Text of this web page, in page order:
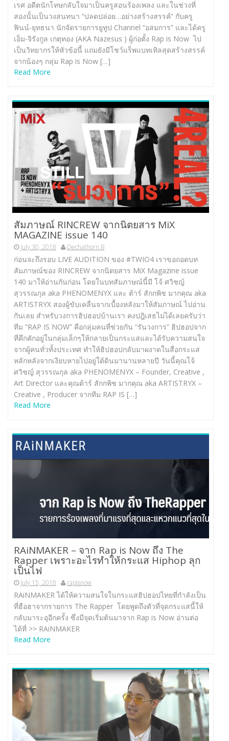
เรศ อดีตนักโทษกลับใจมาเป็นครูสอนร้องเพลง และในช่วงที่
สองนั้นเป็นวงสนทนา “ปลดปล่อย…อย่างสร้างสรรค์” กับครู
ฟินน์-ยุทธนา นักจัดรายการยูทูป Channel “อสมการ” และได้ครู
เอ็ม-จิรังกูล เกตุทอง (AKA Nazesus ) ผู้ก่อตั้ง Rap is Now ไป
เป็นวิทยากรให้หัวข้อนี้ แถมยังมีโชว์แร็พแบทเทิลสุดสร้างสรรค์
จากน้องๆ กลุ่ม Rap is Now […]
Read More
สัมภาษณ์ RINCREW จากนิตยสาร MiX
MAGAZINE issue 140
July 30, 2018 Dechathorn B
ก่อนจะถึงรอบ LIVE AUDITION ของ #TWIO4 เราขอถอดบท
สัมภาษณ์ของ RINCREW จากนิตยสาร MiX Magazine issue
140 มาให้อ่านกันก่อน โดยในบทสัมภาษณ์นี้มี โจ้ ศวิชญ์
สุวรรณกุล aka PHENOMENYX และ ต้าร์ สักกพิช มากคุณ aka
ARTISTRYX สองผู้ขับเคลื่นจากเบื้องหลังมาให้สัมภาษณ์ ไปอ่าน
กันเลย สำหรับวงการฮิปฮอปบ้านเรา คงปฎิเสธไม่ได้เลยครับว่า
ทีม “RAP IS NOW” คือกลุ่มคนที่ช่วยกัน “รันวงการ” ฮิปฮอปจาก
ที่คึกคักอยู่ในกลุ่มเล็กๆให้กลายเป็นกระแสและได้รับความสนใจ
จากผู้คนทั่วทั้งประเทศ ทำให้ฮิปฮอปกลับมาผงาดในสื่อกระแส
หลักหลังจากเงียบหายไปอยู่ใต้ดินมานานหลายปี วันนี้คุณโจ้
ศวิชญ์ สุวรรณกุล aka PHENOMENYX – Founder, Creative ,
Art Director และคุณต้าร์ สักกพิช มากคุณ aka ARTISTRYX –
Creative , Producer จากทีม RAP IS […]
Read More
RAiNMAKER – จาก Rap is Now ถึง The
Rapper เพราะอะไรทำให้กระแส Hiphop ลุก
เป็นไฟ
July 15, 2018 rapisnow
RAiNMAKER ได้ให้ความสนใจในกระแสฮิปฮอปไทยที่กำลังเป็น
ที่ฮือฮาจากรายการ The Rapper โดยพูดถึงตัวที่จุดกระแสนี้ให้
กลับมาระอุอีกครั้ง ซึ่งมีจุดเริ่มต้นมาจาก Rap is Now อ่านต่อ
ได้ที่ >> RAiNMAKER
Read More